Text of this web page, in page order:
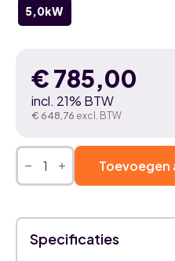
5,0kW
€785,00
incl. 21% BTW
€ 648,76 excl. BTW
DAIKIN
PERFERA
kW
binnenunit
-
FTXM50A
aantal
Toevoegen
Specificaties